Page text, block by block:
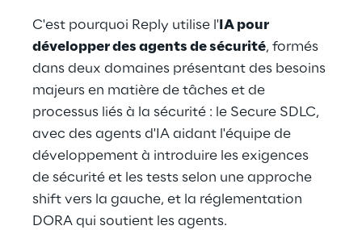
C'est pourquoi Reply utilise l' IA pour
développer des agents de sécurité, formés
dans deux domaines présentant des besoins
majeurs en matière de tâches et de
processus liés à la sécurité : le Secure SDLC,
avec des agents d'IA aidant l'équipe de
développement à introduire les exigences
de sécurité et les tests selon une approche
shift vers la gauche, et la réglementation
DORA qui soutient les agents.